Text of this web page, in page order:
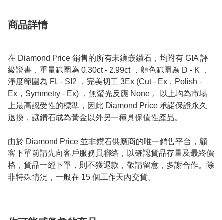
商品詳情
在 Diamond Price 銷售的所有未鑲嵌鑽石，均附有 GIA 評
級證書，重量範圍為 0.30ct - 2.99ct ，顏色範圍為 D - K ，
淨度範圍為 FL - SI2 ，完美切工 3Ex (Cut - Ex，Polish -
Ex，Symmetry - Ex) ，無螢光反應 None 。以上均為市場
上最高認受性的標準，因此 Diamond Price 承諾保證永久
退換，讓鑽石成為黃金以外另一種具保值性產品。
由於 Diamond Price 並非鑽石供應商的唯一銷售平台，顧
客下單前請先向客戶服務員聯絡，以確認貨品存量及最終價
格，貨品一經下單，則不獲退款，敬請留意，多謝合作。除
非特殊情況，一般在 15 個工作天內交貨。